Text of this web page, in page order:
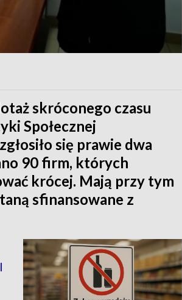
skróconego czasu
Społecznej
się prawie dwa
90 firm, których
krócej. Mają przy tym
sfinansowane z